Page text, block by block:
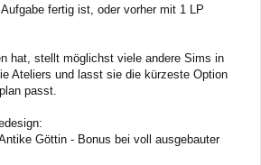
fertig ist, oder vorher mit 1 LP
hat, stellt möglichst viele andere Sims in
Ateliers und lasst sie die kürzeste Option
passt.
Göttin - Bonus bei voll ausgebauter